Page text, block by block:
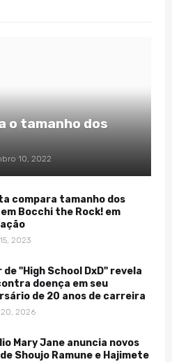
o tamanho dos
10, 2022
compara tamanho dos
Bocchi the Rock! em
2023
"High School DxD" revela
doença em seu
de 20 anos de carreira
2026
Mary Jane anuncia novos
de Shoujo Ramune e Hajimete